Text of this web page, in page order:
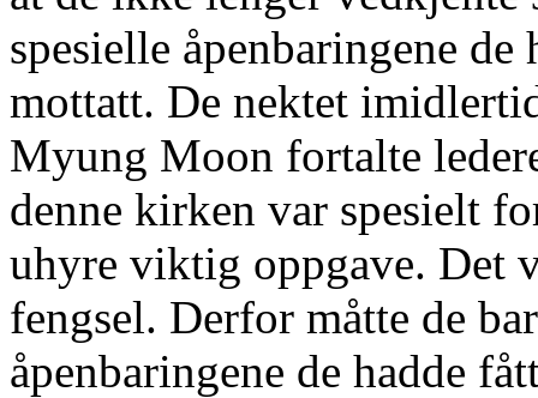
spesielle åpenbaringene de
mottatt. De nektet
Myung Moon fortalte
denne kirken var spesielt
uhyre viktig oppgave. Det
fengsel. Derfor måtte de
åpenbaringene de hadde